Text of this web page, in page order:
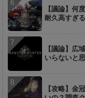
【議論】何
耐久高すぎ
【議論】広
いらないと
【攻略】金